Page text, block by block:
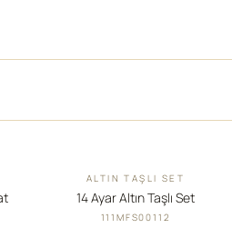
ALTIN TAŞLI SET
14 Ayar Altın Taşlı Set
111MFS00112